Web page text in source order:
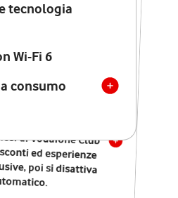
tecnologia
Wi-Fi 6
consumo
Seven con Wi-Fi 7
illimitate verso
fissi e mobili
di Vodafone Club
ed esperienze
poi si disattiva